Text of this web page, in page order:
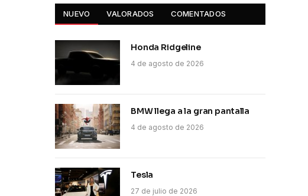
NUEVO VALORADOS COMENTADOS
Honda Ridgeline
4 de agosto de 2026
BMW llega a la gran pantalla
4 de agosto de 2026
Tesla
27 de julio de 2026